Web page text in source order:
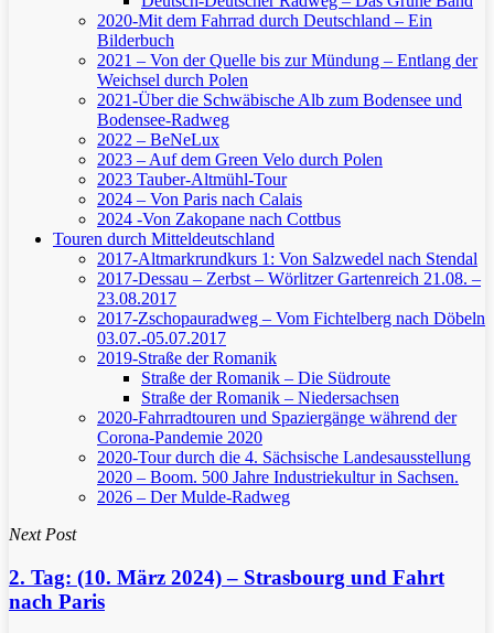
2020-Mit dem Fahrrad durch Deutschland – Ein
Bilderbuch
2021 – Von der Quelle bis zur Mündung – Entlang der
Weichsel durch Polen
2021-Über die Schwäbische Alb zum Bodensee und
Bodensee-Radweg
2022 – BeNeLux
2023 – Auf dem Green Velo durch Polen
2023 Tauber-Altmühl-Tour
2024 – Von Paris nach Calais
2024 -Von Zakopane nach Cottbus
Touren durch Mitteldeutschland
2017-Altmarkrundkurs 1: Von Salzwedel nach Stendal
2017-Dessau – Zerbst – Wörlitzer Gartenreich 21.08. –
23.08.2017
2017-Zschopauradweg – Vom Fichtelberg nach Döbeln
03.07.-05.07.2017
2019-Straße der Romanik
Straße der Romanik – Die Südroute
Straße der Romanik – Niedersachsen
2020-Fahrradtouren und Spaziergänge während der
Corona-Pandemie 2020
2020-Tour durch die 4. Sächsische Landesausstellung
2020 – Boom. 500 Jahre Industriekultur in Sachsen.
2026 – Der Mulde-Radweg
Next Post
2. Tag: (10. März 2024) – Strasbourg und Fahrt
nach Paris